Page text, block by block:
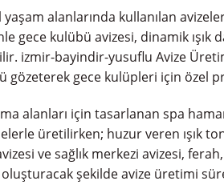
yaşam alanlarında kullanılan
gece kulübü avizesi, dinamik ışık
izmir-bayindir-yusuflu Avize
gözeterek gece kulüpleri için özel
alanları için tasarlanan spa
üretilirken; huzur veren ışık
ve sağlık merkezi avizesi,
oluşturacak şekilde avize üretimi